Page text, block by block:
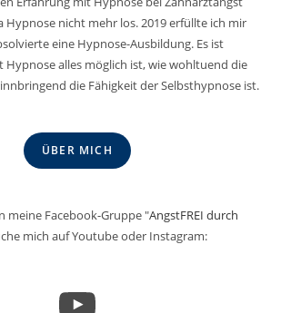
Hypnose nicht mehr los. 2019 erfüllte ich mir
eine Hypnose-Ausbildung. Es ist
Hypnose alles möglich ist, wie wohltuend die
die Fähigkeit der Selbsthypnose ist.
ÜBER MICH
meine Facebook-Gruppe "AngstFREI durch
mich auf Youtube oder Instagram:
YouTube